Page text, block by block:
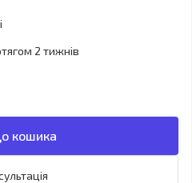
2 тижнів
кошика